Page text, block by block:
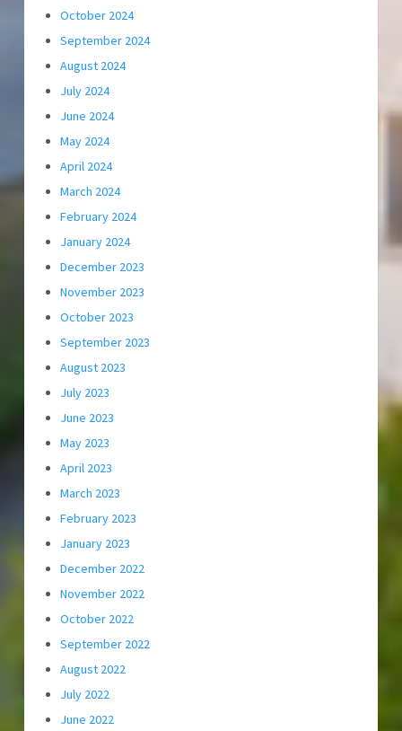
October 2024
September 2024
August 2024
July 2024
June 2024
May 2024
April 2024
March 2024
February 2024
January 2024
December 2023
November 2023
October 2023
September 2023
August 2023
July 2023
June 2023
May 2023
April 2023
March 2023
February 2023
January 2023
December 2022
November 2022
October 2022
September 2022
August 2022
July 2022
June 2022